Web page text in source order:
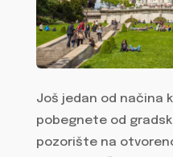
Još jedan od načina
pobegnete od
pozorište na